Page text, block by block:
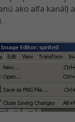
bezpečnost
podpis
ako alfa kanál)